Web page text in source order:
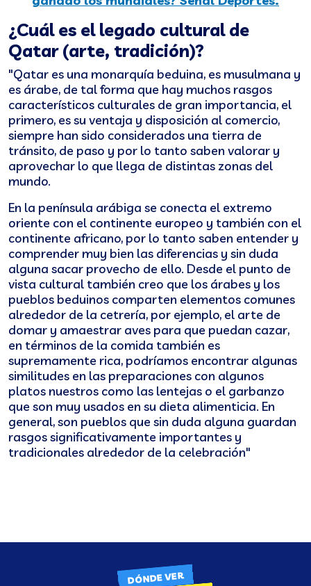
¿Cuál es el legado cultural de
Qatar (arte, tradición)?
"Qatar es una monarquía beduina, es musulmana y
es árabe, de tal forma que hay muchos rasgos
característicos culturales de gran importancia, el
primero, es su ventaja y disposición al comercio,
siempre han sido considerados una tierra de
tránsito, de paso y por lo tanto saben valorar y
aprovechar lo que llega de distintas zonas del
mundo.
En la península arábiga se conecta el extremo
oriente con el continente europeo y también con el
continente africano, por lo tanto saben entender y
comprender muy bien las diferencias y sin duda
alguna sacar provecho de ello. Desde el punto de
vista cultural también creo que los árabes y los
pueblos beduinos comparten elementos comunes
alrededor de la cetrería, por ejemplo, el arte de
domar y amaestrar aves para que puedan cazar,
en términos de la comida también es
supremamente rica, podríamos encontrar algunas
similitudes en las preparaciones con algunos
platos nuestros como las lentejas o el garbanzo
que son muy usados en su dieta alimenticia. En
general, son pueblos que sin duda alguna guardan
rasgos significativamente importantes y
tradicionales alrededor de la celebración"
DÓNDE VER